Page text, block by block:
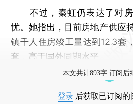
不过，秦虹仍表达了对房
忧。她指出，目前房地产供应
镇千人住房竣工量达到12.3套
套，高于国外同期水平。
本文共计893字 订阅后
登录 后获取已订阅的